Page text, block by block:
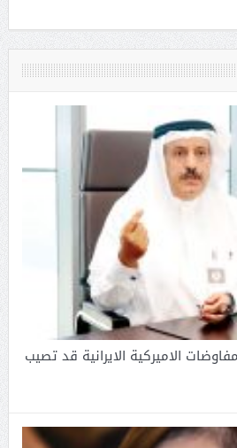
الاميركية الايرانية قد تصيب